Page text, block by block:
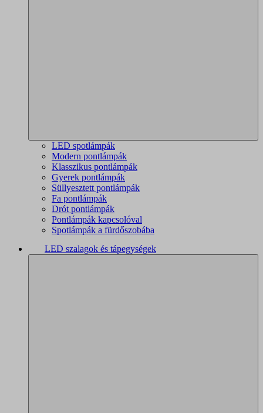
LED spotlámpák
Modern pontlámpák
Klasszikus pontlámpák
Gyerek pontlámpák
Süllyesztett pontlámpák
Fa pontlámpák
Drót pontlámpák
Pontlámpák kapcsolóval
Spotlámpák a fürdőszobába
LED szalagok és tápegységek